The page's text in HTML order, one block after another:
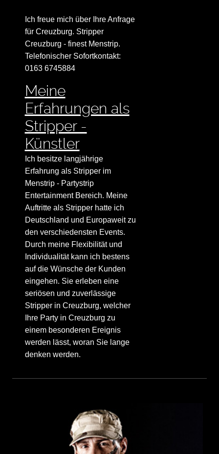
Ich freue mich über Ihre Anfrage
für Creuzburg. Stripper
Creuzburg - finest Menstrip.
Telefonischer Sofortkontakt:
0163 6745884
Meine
Erfahrungen als
Stripper -
Künstler
Ich besitze langjährige
Erfahrung als Stripper im
Menstrip - Partystrip
Entertainment Bereich. Meine
Auftritte als Stripper hatte ich
Deutschland und Europaweit zu
den verschiedensten Events.
Durch meine Flexibilität und
Individualität kann ich bestens
auf die Wünsche der Kunden
eingehen. Sie erleben eine
seriösen und zuverlässige
Stripper in Creuzburg, welcher
Ihre Party in Creuzburg zu
einem besonderen Ereignis
werden lässt, woran Sie lange
denken werden.